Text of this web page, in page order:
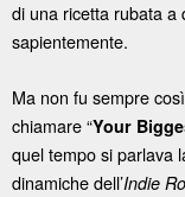
di una ricetta rubata a
sapientemente.
Ma non fu sempre
chiamare “Your
quel tempo si parlava
dinamiche dell’Indie